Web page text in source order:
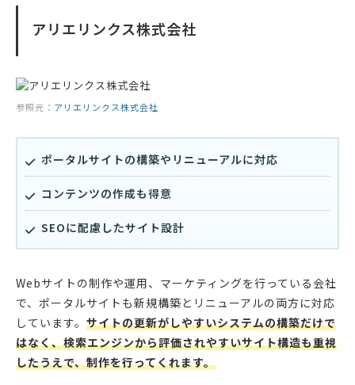
アリエリンクス株式会社
参照元： アリエリンクス株式会社
ポータルサイトの構築やリニューアルに対応
コンテンツの作成も得意
SEOに配慮したサイト設計
Webサイトの制作や運用、マーケティングを行っている会社
で、ポータルサイトも新規構築とリニューアルの両方に対応
しています。 サイトの更新がしやすいシステムの構築だけで
はなく、検索エンジンから評価されやすいサイト構造も重視
したうえで、制作を行ってくれます。